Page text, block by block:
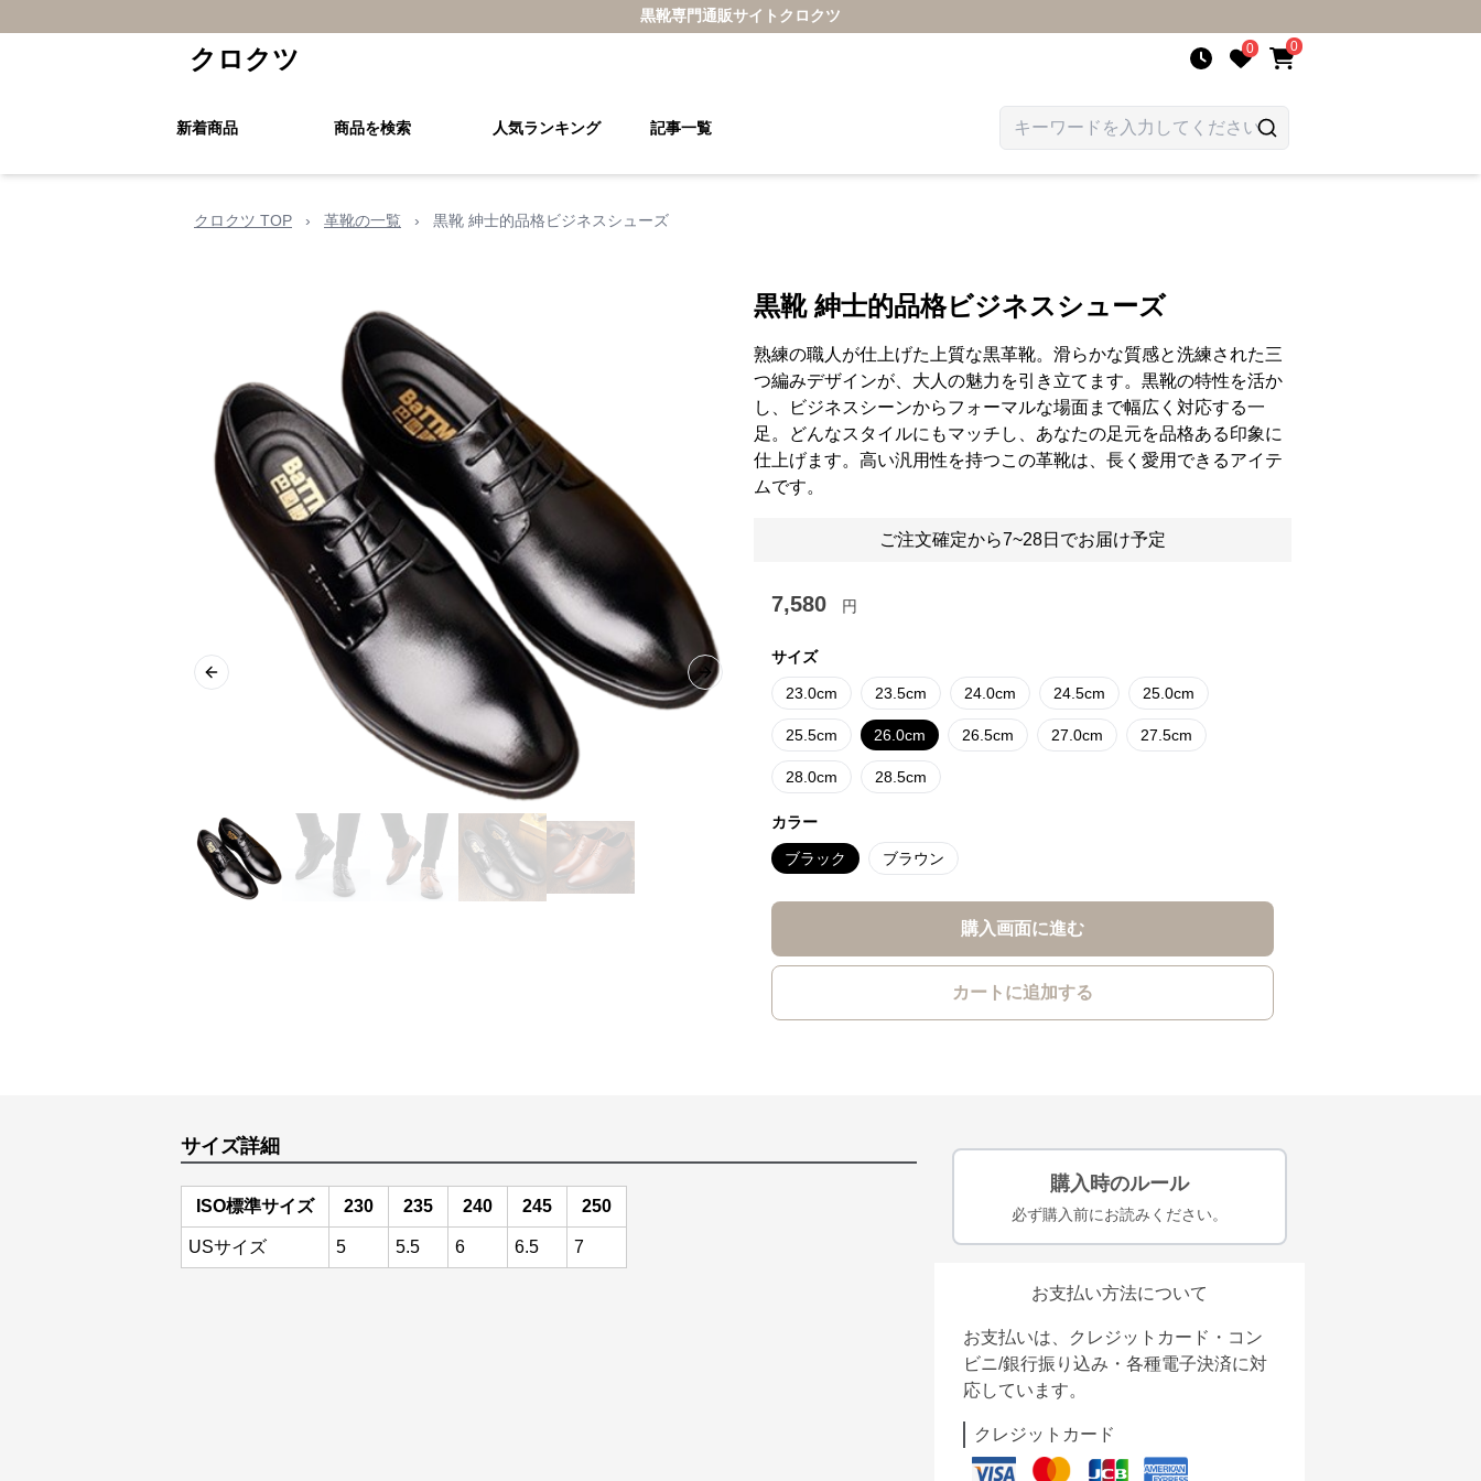
黒靴専門通販サイト クロクツ
クロクツ 0 0
新着商品 商品を検索 人気ランキング 記事一覧
クロクツ TOP › 革靴の一覧 › 黒靴 紳士的品格ビジネスシューズ
Previous slide Next slide
黒靴 紳士的品格ビジネスシューズ
熟練の職人が仕上げた上質な黒革靴。滑らかな質感と洗練された三
つ編みデザインが、大人の魅力を引き立てます。黒靴の特性を活か
し、ビジネスシーンからフォーマルな場面まで幅広く対応する一
足。どんなスタイルにもマッチし、あなたの足元を品格ある印象に
仕上げます。高い汎用性を持つこの革靴は、長く愛用できるアイテ
ムです。
ご注文確定から7~28日でお届け予定
7,580 円
サイズ
23.0cm 23.5cm 24.0cm 24.5cm 25.0cm
25.5cm 26.0cm 26.5cm 27.0cm 27.5cm
28.0cm 28.5cm
カラー
ブラック ブラウン
購入画面に進む
カートに追加する
サイズ詳細
ISO標準サイズ 230 235 240 245 250
USサイズ 5 5.5 6 6.5 7
購入時のルール
必ず購入前にお読みください。
お支払い方法について
お支払いは、クレジットカード・コン
ビニ/銀行振り込み・各種電子決済に対
応しています。
クレジットカード